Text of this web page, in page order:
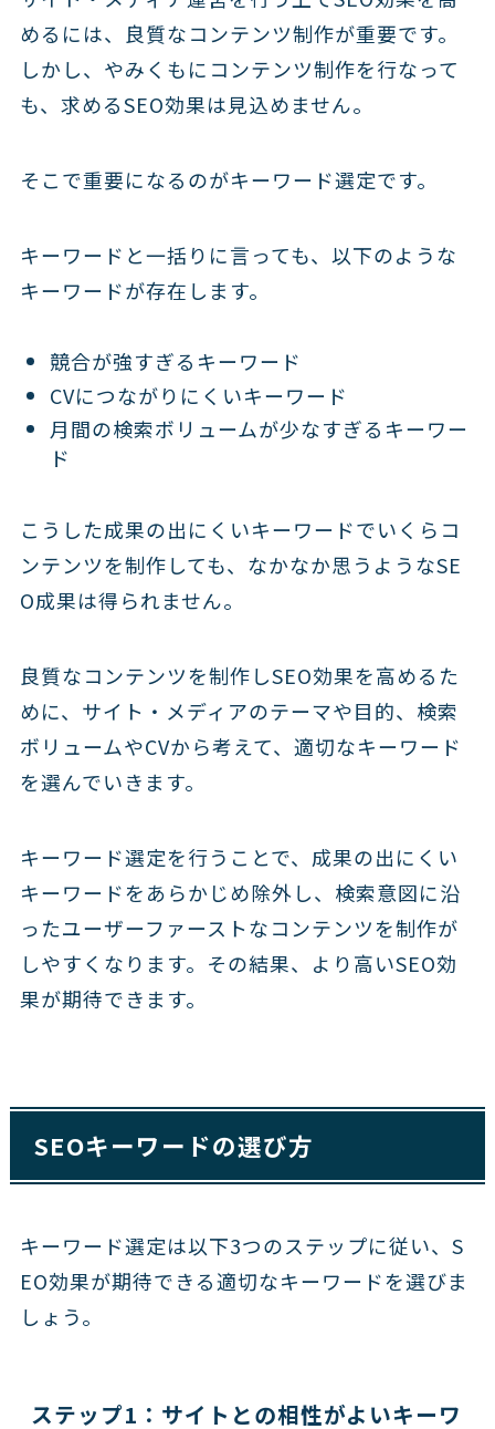
めるには、良質なコンテンツ制作が重要です。
しかし、やみくもにコンテンツ制作を行なって
も、求めるSEO効果は見込めません。
そこで重要になるのがキーワード選定です。
キーワードと一括りに言っても、以下のような
キーワードが存在します。
競合が強すぎるキーワード
CVにつながりにくいキーワード
月間の検索ボリュームが少なすぎるキーワー
ド
こうした成果の出にくいキーワードでいくらコ
ンテンツを制作しても、なかなか思うようなSE
O成果は得られません。
良質なコンテンツを制作しSEO効果を高めるた
めに、サイト・メディアのテーマや目的、検索
ボリュームやCVから考えて、適切なキーワード
を選んでいきます。
キーワード選定を行うことで、成果の出にくい
キーワードをあらかじめ除外し、検索意図に沿
ったユーザーファーストなコンテンツを制作が
しやすくなります。その結果、より高いSEO効
果が期待できます。
SEOキーワードの選び方
キーワード選定は以下3つのステップに従い、S
EO効果が期待できる適切なキーワードを選びま
しょう。
ステップ1：サイトとの相性がよいキーワ